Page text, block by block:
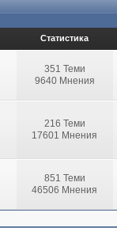
Статистика
351 Теми
9640 Мнения
216 Теми
17601 Мнения
851 Теми
46506 Мнения